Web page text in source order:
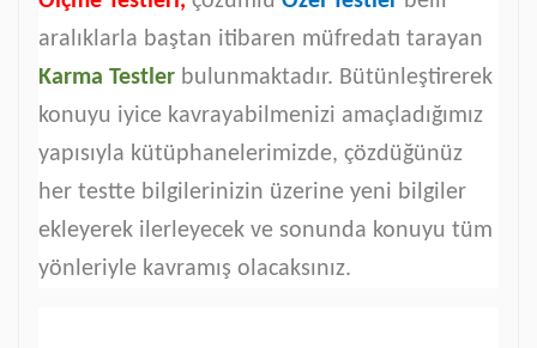
aralıklarla baştan itibaren müfredatı tarayan
Karma Testler bulunmaktadır. Bütünleştirerek
konuyu iyice kavrayabilmenizi amaçladığımız
yapısıyla kütüphanelerimizde, çözdüğünüz
her testte bilgilerinizin üzerine yeni bilgiler
ekleyerek ilerleyecek ve sonunda konuyu tüm
yönleriyle kavramış olacaksınız.